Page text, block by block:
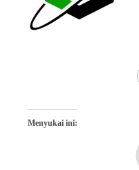
Menyukai ini: